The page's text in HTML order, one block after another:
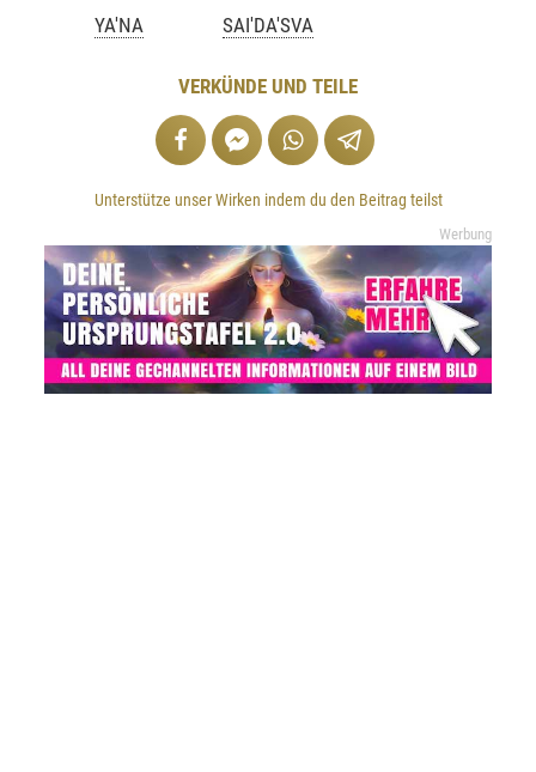
YA'NA SAI'DA'SVA
VERKÜNDE UND TEILE
Unterstütze unser Wirken indem du den Beitrag teilst
Werbung